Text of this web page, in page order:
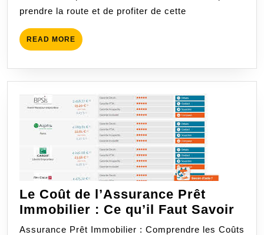
Trouver
une
et
Pas
Cher
prendre la route et de profiter de cette
READ MORE READ
MORE
Le Coût de l’Assurance Prêt
Immobilier : Ce qu’il Faut Savoir
Assurance Prêt Immobilier : Comprendre les Coûts